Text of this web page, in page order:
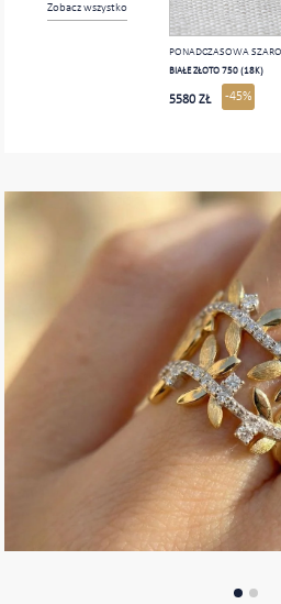
Zobacz wszystko
BIAŁE ZŁOTO 750 (18K)
5580 ZŁ -45%